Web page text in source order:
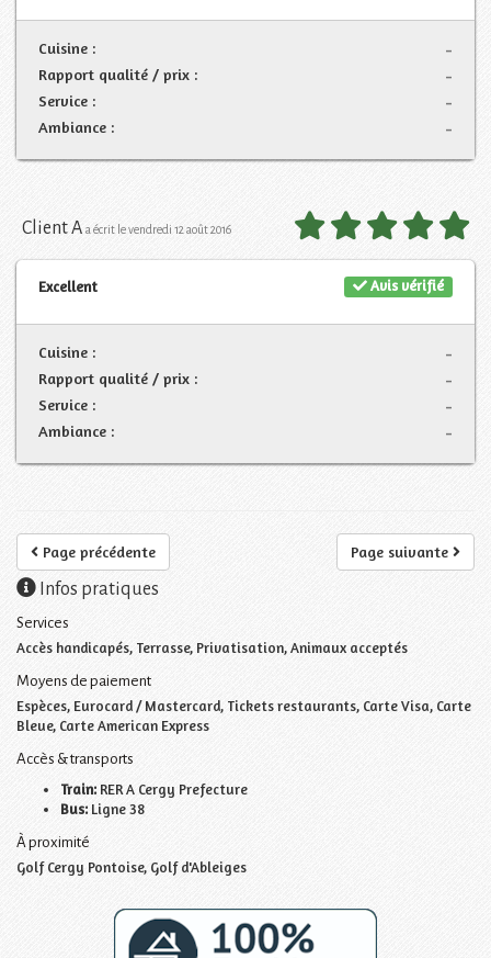
-
Cuisine :
-
Rapport qualité / prix :
-
Service :
-
Ambiance :
Client A a écrit le vendredi 12 août 2016
Avis vérifié
Excellent
-
Cuisine :
-
Rapport qualité / prix :
-
Service :
-
Ambiance :
Page suivante
Page précédente
Infos pratiques
Services
Accès handicapés, Terrasse, Privatisation, Animaux acceptés
Moyens de paiement
Espèces, Eurocard / Mastercard, Tickets restaurants, Carte Visa, Carte
Bleue, Carte American Express
Accès & transports
Train: RER A Cergy Prefecture
Bus: Ligne 38
À proximité
Golf Cergy Pontoise, Golf d'Ableiges